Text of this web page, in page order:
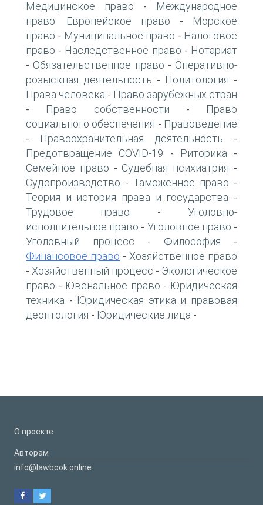
Медицинское право -
Международное
право. Европейское право -
Морское
право - Муниципальное право - Налоговое
право - Наследственное право - Нотариат
- Обязательственное право - Оперативно-
розыскная деятельность - Политология -
Права человека - Право зарубежных стран
- Право собственности -
Право
социального обеспечения - Правоведение
- Правоохранительная деятельность -
Предотвращение COVID-19 - Риторика -
Семейное право - Судебная психиатрия -
Судопроизводство - Таможенное право -
Теория и история права и государства -
Трудовое право -Уголовно-
исполнительное право - Уголовное право -
Уголовный процесс - Философия -
Финансовое право - Хозяйственное право
- Хозяйственный процесс - Экологическое
право - Ювенальное право - Юридическая
техника - Юридическая этика и правовая
деонтология - Юридические лица -
О проекте
Авторам
info@lawbook.online